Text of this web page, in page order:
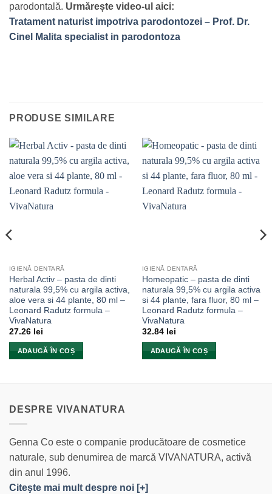
parodontală. Urmărește video-ul aici:
Tratament naturist impotriva parodontozei – Prof. Dr.
Cinel Malita specialist in parodontoza
PRODUSE SIMILARE
IGIENĂ DENTARĂ
Herbal Activ – pasta de dinti
naturala 99,5% cu argila activa,
aloe vera si 44 plante, 80 ml –
Leonard Radutz formula –
VivaNatura
27.26 lei
ADAUGĂ ÎN COȘ
IGIENĂ DENTARĂ
Homeopatic – pasta de dinti
naturala 99,5% cu argila activa
si 44 plante, fara fluor, 80 ml –
Leonard Radutz formula –
VivaNatura
32.84 lei
ADAUGĂ ÎN COȘ
DESPRE VIVANATURA
Genna Co este o companie producătoare de cosmetice
naturale, sub denumirea de marcă VIVANATURA, activă
din anul 1996.
Citeşte mai mult despre noi [+]